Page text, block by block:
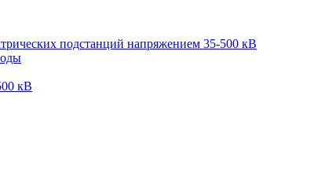
подстанций напряжением 35-500 кВ
кВ